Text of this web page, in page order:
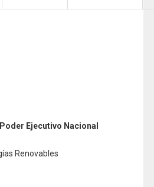
Ejecutivo Nacional
Renovables